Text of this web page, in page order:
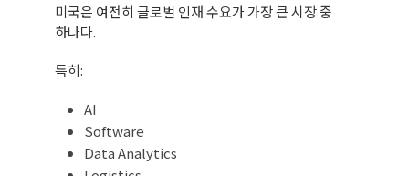
미국은 여전히 글로벌 인재 수요가 가장 큰 시장 중
하나다.
특히:
AI
Software
Data Analytics